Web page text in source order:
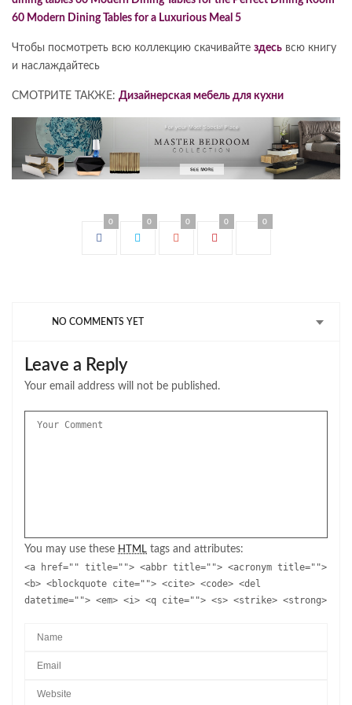
Чтобы посмотреть всю коллекцию скачивайте здесь всю книгу
и наслаждайтесь
СМОТРИТЕ ТАКЖЕ: Дизайнерская мебель для кухни
0 0 0 0 0
NO COMMENTS YET
Leave a Reply
Your email address will not be published.
You may use these HTML tags and attributes:
<a href="" title=""> <abbr title=""> <acronym title="">
<b> <blockquote cite=""> <cite> <code> <del
datetime=""> <em> <i> <q cite=""> <s> <strike> <strong>